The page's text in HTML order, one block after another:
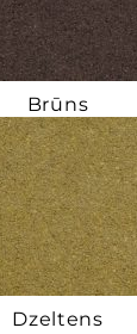
Brūns
Dzeltens